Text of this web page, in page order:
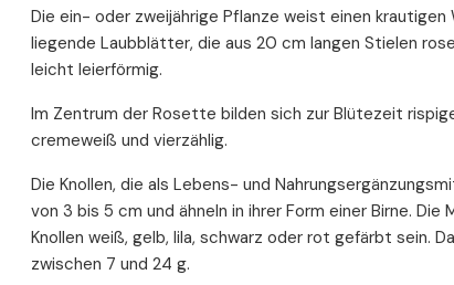
Maca und Spermienqualität
Maca und Fruchtbarkeit bei Frauen
Maca und Verdauung
Ballaststoffe für einen gesunden Darm
Maca als Ballaststoffquelle
Erhöhte Cholesterinwerte
Maca und Blutfettwerte: Forschungsstand
Maca und Konzentrations- und Leistungsfähigkeit
Die ein- oder zweijährige Pflanze weist einen
liegende Laubblätter, die aus 20 cm langen Stielen
leicht leierförmig.
Im Zentrum der Rosette bilden sich zur Blütezeit
cremeweiß und vierzählig.
Die Knollen, die als Lebens- und
von 3 bis 5 cm und ähneln in ihrer Form einer Birne.
Knollen weiß, gelb, lila, schwarz oder rot gefärbt sein.
zwischen 7 und 24 g.